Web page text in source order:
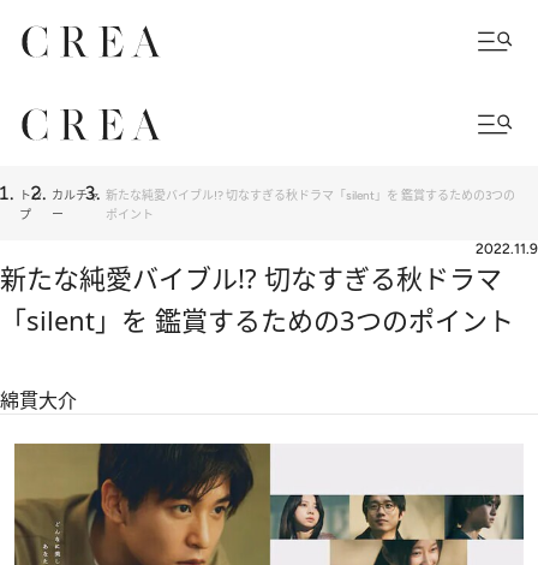
トッ
プ
カルチャ
ー
新たな純愛バイブル!? 切なすぎる秋ドラマ「silent」を 鑑賞するための3つの
ポイント
2022.11.9
新たな純愛バイブル!? 切なすぎる秋ドラマ
「silent」を 鑑賞するための3つのポイント
綿貫大介